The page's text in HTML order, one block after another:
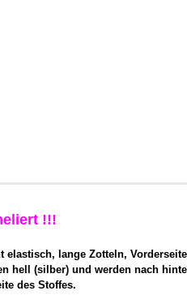
!!!
lange Zotteln,
hell (silber) und werden nach
des Stoffes.